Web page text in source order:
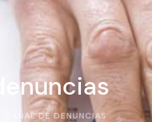
CANAL DE DENUNCIAS